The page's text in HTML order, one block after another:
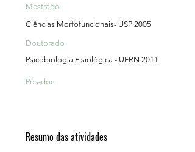
Mestrado
Ciências Morfofuncionais- USP 2005
Doutorado
Psicobiologia Fisiológica - UFRN 2011
Pós-doc
Resumo das atividades